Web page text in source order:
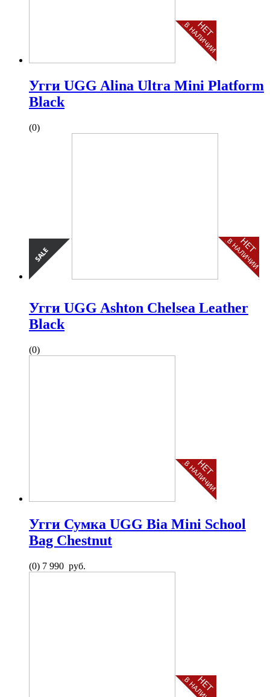
Угги UGG Alina Ultra Mini Platform
Black
(0)
Угги UGG Ashton Chelsea Leather
Black
(0)
Угги Сумка UGG Bia Mini School
Bag Chestnut
(0) 7 990 руб.